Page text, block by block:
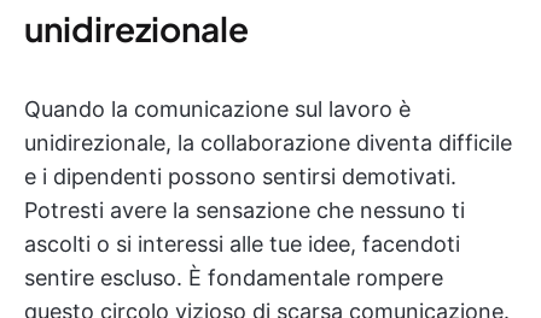
unidirezionale
Quando la comunicazione sul lavoro è
unidirezionale, la collaborazione diventa difficile
e i dipendenti possono sentirsi demotivati.
Potresti avere la sensazione che nessuno ti
ascolti o si interessi alle tue idee, facendoti
sentire escluso. È fondamentale rompere
questo circolo vizioso di scarsa comunicazione.